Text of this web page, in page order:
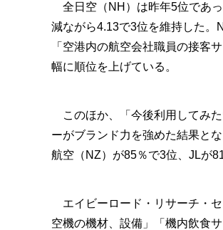
全日空（NH）は昨年5位であ
減ながら4.13で3位を維持した。
「空港内の航空会社職員の接客
幅に順位を上げている。
このほか、「今後利用してみ
ーがブランド力を強めた結果と
航空（NZ）が85％で3位、JLが
エイビーロード・リサーチ・
空機の機材、設備」「機内飲食